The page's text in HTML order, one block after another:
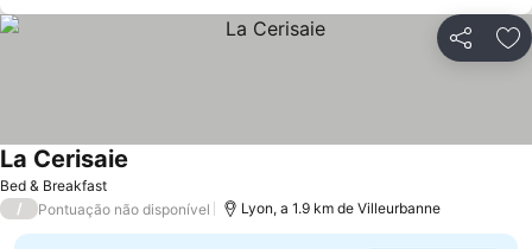
Partilhar
Bed & Breakfast
La Cerisaie
/ Pontuação não disponível Lyon, a 1.9 km de Villeurbanne